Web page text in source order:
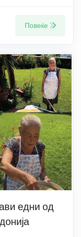
Повеќе
едни од